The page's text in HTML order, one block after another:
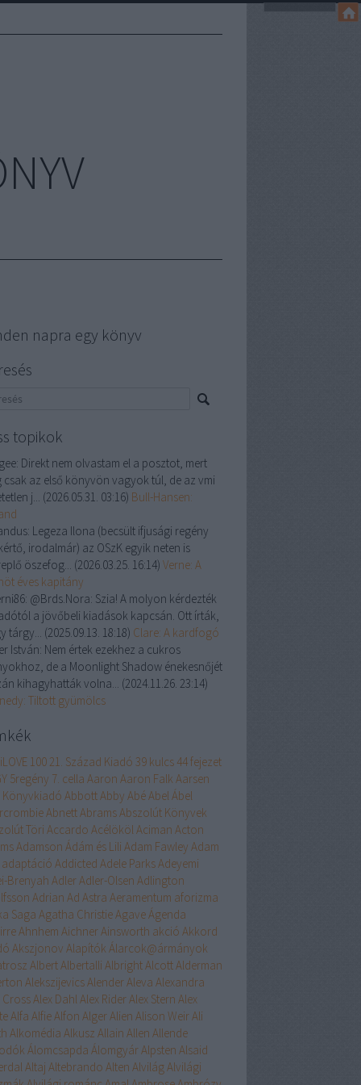
napra egy könyv
topikok
Direkt nem olvastam el a posztot, mert
csak az első könyvön vagyok túl, de az vmi
j... (2026.05.31. 03:16) Bull-Hansen:
Legeza Ilona (becsült ifjusági regény
irodalmár) az OSzK egyik neten is
öszefog... (2026.03.25. 16:14) Verne: A
éves kapitány
@Brds.Nora: Szia! A molyon kérdezték
a jövőbeli kiadások kapcsán. Ott írták,
tárgy... (2025.09.13. 18:18) Clare: A kardfogó
István: Nem értek ezekhez a cukros
de a Moonlight Shadow énekesnőjét
kihagyhatták volna... (2024.11.26. 23:14)
Tiltott gyümölcs
100 21. Század Kiadó 39 kulcs 44 fejezet
5regény 7. cella Aaron Aaron Falk Aarsen
Könyvkiadó AbbottAbby AbéAbelÁbel
AbnettAbramsAbszolút Könyvek
Töri Accardo AcélökölAciman Acton
Adamson Ádám és Lili Adam Fawley Adam
adaptáció Addicted Adele ParksAdeyemi
Brenyah AdlerAdler-Olsen Adlington
Adrian Ad Astra Aeramentum aforizma
Saga Agatha ChristieAgaveÁgenda
Ahnhem AichnerAinsworth akció Akkord
Akszjonov Alapítók Álarcok@ármányok
AlbertAlbertalli AlbrightAlcottAlderman
AlekszijevicsAlenderAleva Alexandra
CrossAlex DahlAlex RiderAlex Stern Alex
Alfa AlfieAlfon AlgerAlien Alison WeirAli
Alkomédia Alkusz Allain Allen Allende
Álomcsapda ÁlomgyárAlpsten Alsaid
Altaj Altebrando Alten AlvilágAlvilági